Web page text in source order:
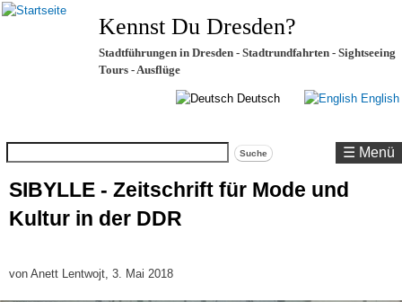
Kennst Du Dresden?
Stadtführungen in Dresden - Stadtrundfahrten - Sightseeing
Tours - Ausflüge
Deutsch English
☰ Menü
SIBYLLE - Zeitschrift für Mode und
Kultur in der DDR
von Anett Lentwojt, 3. Mai 2018